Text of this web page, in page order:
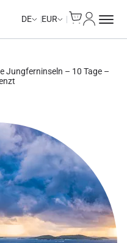
DE EUR
Jungferninseln – 10 Tage –